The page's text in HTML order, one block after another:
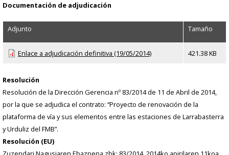
Documentación de adjudicación
Adjunto Tamaño
Enlace a adjudicación definitiva (19/05/2014) 421.38 KB
Resolución
Resolución de la Dirección Gerencia nº 83/2014 de 11 de Abril de 2014,
por la que se adjudica el contrato: “Proyecto de renovación de la
plataforma de vía y sus elementos entre las estaciones de Larrabasterra
y Urduliz del FMB”.
Resolución (EU)